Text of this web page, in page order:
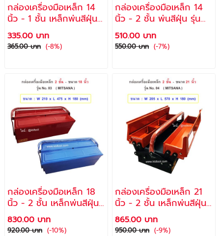
กล่องเครื่องมือเหล็ก 14
นิ้ว - 1 ชั้น เหล็กพ่นสีฝุ่น
รุ่น 01 / MITSANA
335.00 บาท
365.00 บาท (-8%)
กล่องเครื่องมือเหล็ก 14
นิ้ว - 2 ชั้น พ่นสีฝุ่น รุ่น
08 / ALLWAYS
510.00 บาท
550.00 บาท (-7%)
กล่องเครื่องมือเหล็ก 18
นิ้ว - 2 ชั้น เหล็กพ่นสีฝุ่น
รุ่น 03 / MITSANA
830.00 บาท
920.00 บาท (-10%)
กล่องเครื่องมือเหล็ก 21
นิ้ว - 2 ชั้น เหล็กพ่นสีฝุ่น
รุ่น 04 / MITSANA
865.00 บาท
950.00 บาท (-9%)